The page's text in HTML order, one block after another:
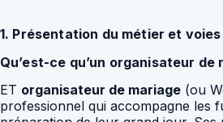
1. Présentation du métier et voies
Qu’est-ce qu’un organisateur de
ET organisateur de mariage (ou
professionnel qui accompagne les